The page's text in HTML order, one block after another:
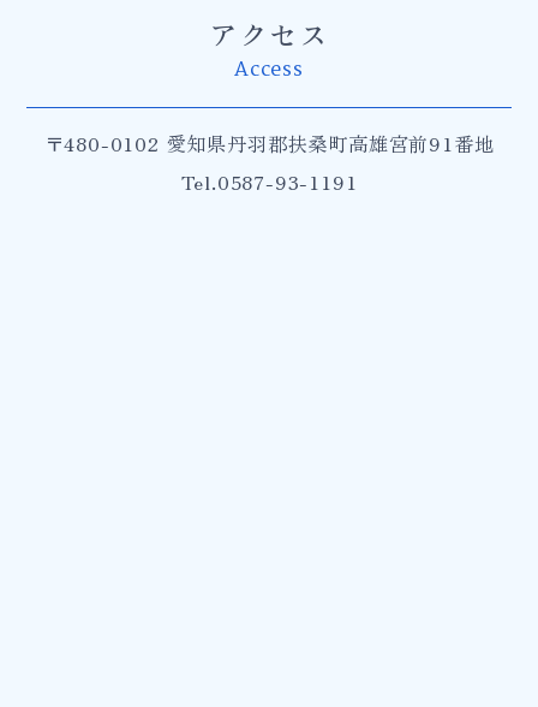
アクセス
Access
〒480-0102 愛知県丹羽郡扶桑町高雄宮前91番地
Tel.0587-93-1191